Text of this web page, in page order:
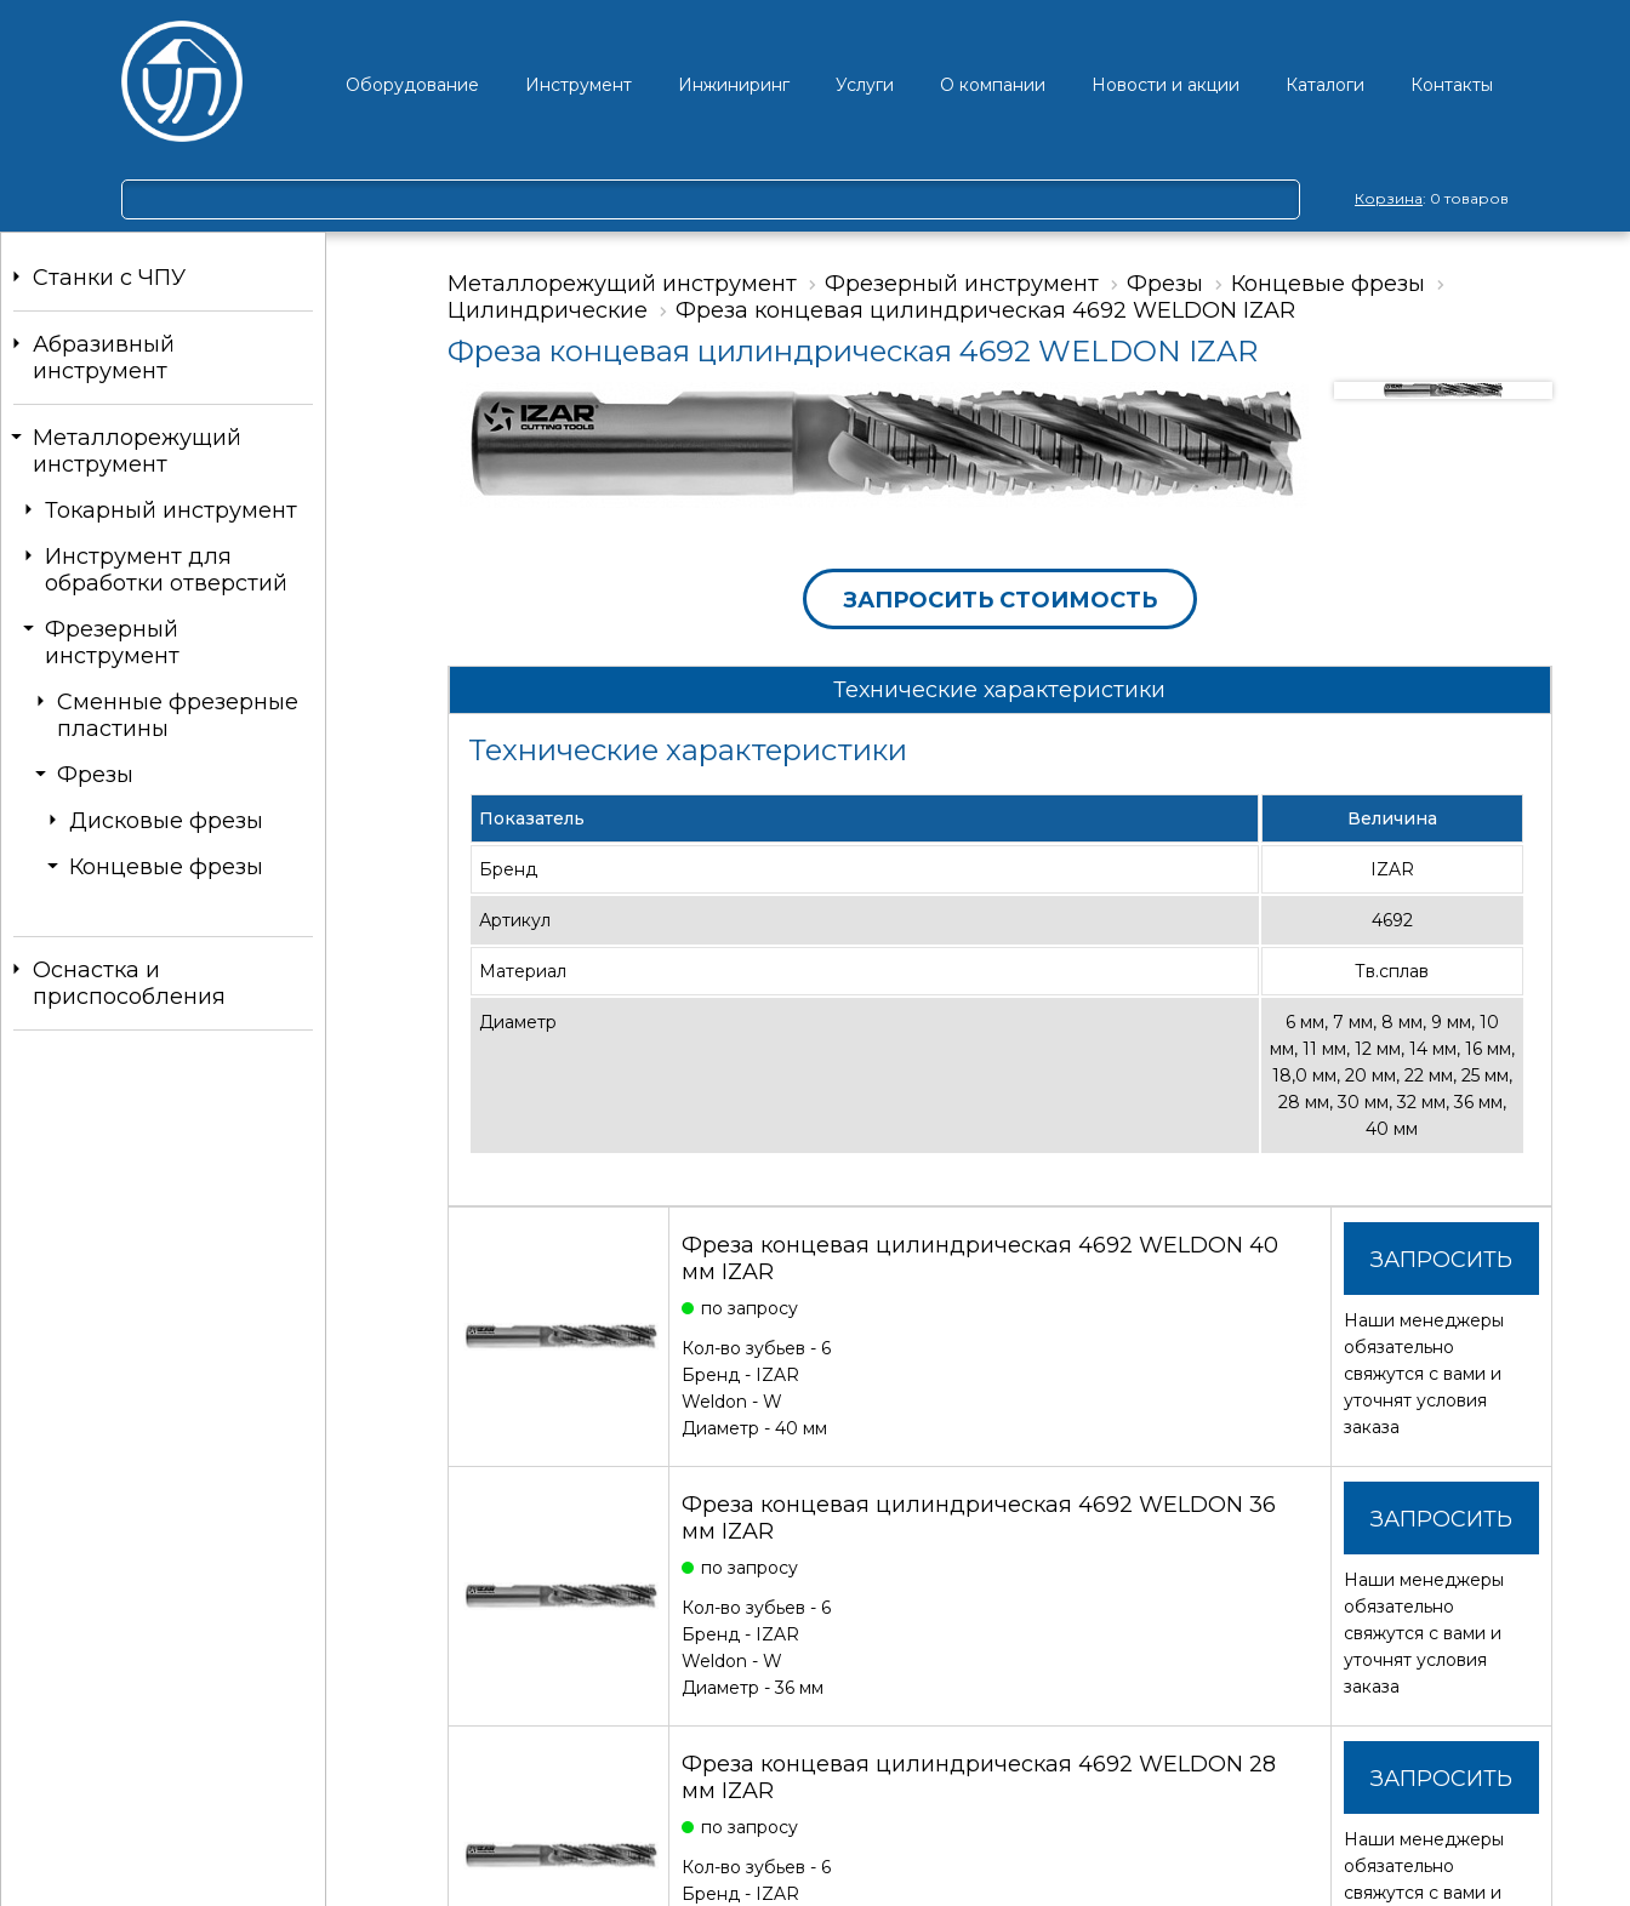
Оборудование Инструмент Инжиниринг Услуги О компании Новости и акции Каталоги Контакты
Корзина: 0 товаров
Станки c ЧПУ
Абразивный
инструмент
Металлорежущий
инструмент
Токарный инструмент
Инструмент для
обработки отверстий
Фрезерный
инструмент
Сменные фрезерные
пластины
Фрезы
Дисковые фрезы
Концевые фрезы
Оснастка и
приспособления
Металлорежущий инструмент Фрезерный инструмент Фрезы
Концевые фрезы
Цилиндрические
Фреза концевая цилиндрическая 4692 WELDON IZAR
Фреза концевая цилиндрическая 4692 WELDON IZAR
ЗАПРОСИТЬ СТОИМОСТЬ
Технические характеристики
Технические характеристики
Показатель Величина
Бренд IZAR
Артикул 4692
Материал Тв.сплав
Диаметр
6 мм, 7 мм, 8 мм, 9 мм, 10
мм, 11 мм, 12 мм, 14 мм, 16 мм,
18,0 мм, 20 мм, 22 мм, 25 мм,
28 мм, 30 мм, 32 мм, 36 мм,
40 мм
Фреза концевая цилиндрическая 4692 WELDON 40
мм IZAR
по запросу
Кол-во зубьев - 6
Бренд - IZAR
Weldon - W
Диаметр - 40 мм
ЗАПРОСИТЬ
СТОИМОСТЬ
Наши менеджеры
обязательно
свяжутся с вами и
уточнят условия
заказа
Фреза концевая цилиндрическая 4692 WELDON 36
мм IZAR
по запросу
Кол-во зубьев - 6
Бренд - IZAR
Weldon - W
Диаметр - 36 мм
ЗАПРОСИТЬ
СТОИМОСТЬ
Наши менеджеры
обязательно
свяжутся с вами и
уточнят условия
заказа
Фреза концевая цилиндрическая 4692 WELDON 28
мм IZAR
по запросу
Кол-во зубьев - 6
Бренд - IZAR
ЗАПРОСИТЬ
СТОИМОСТЬ
Наши менеджеры
обязательно
свяжутся с вами и